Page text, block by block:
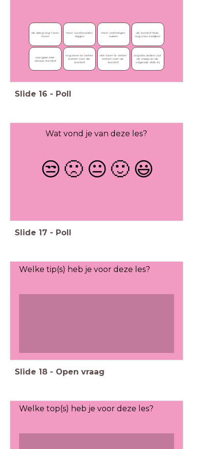
de uitleg nog 1 keer
horen
meer voorbeelden
krijgen
meer oefeningen
maken
de leerstof thuis
nog even bekijken
overgaan naar
nieuwe leerstof
nog meer te weten
komen over de
leerstof
niet meer te weten
komen over de
leerstof
nog iets anders (vul
de vraag op de
volgende slide in)
Slide 16 - Poll
Wat vond je van deze les?
😒 🙁 😐 🙂 😃
Slide 17 - Poll
Welke tip(s) heb je voor deze les?
Slide 18 - Open vraag
Welke top(s) heb je voor deze les?